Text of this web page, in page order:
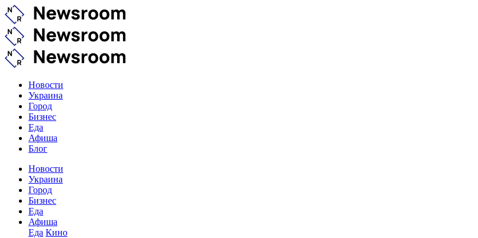
Новости
Украина
Город
Бизнес
Еда
Афиша
Блог
Новости
Украина
Город
Бизнес
Еда
Афиша
Еда Кино